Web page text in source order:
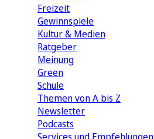
Freizeit
Gewinnspiele
Kultur & Medien
Ratgeber
Meinung
Green
Schule
Themen von A bis Z
Newsletter
Podcasts